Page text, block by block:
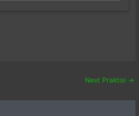
Next Praktisi →